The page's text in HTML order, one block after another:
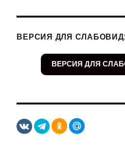
ВЕРСИЯ ДЛЯ
ВЕРСИЯ ДЛЯ